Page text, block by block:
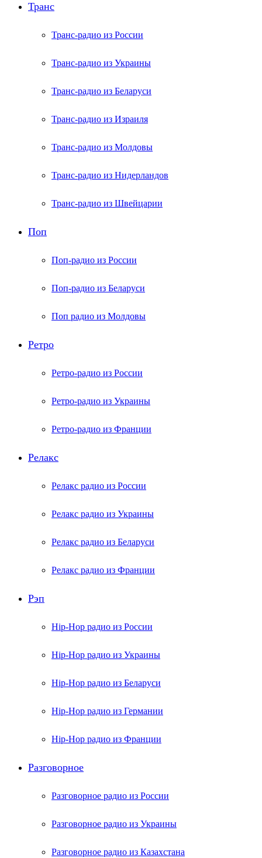
Транс
Транс-радио из России
Транс-радио из Украины
Транс-радио из Беларуси
Транс-радио из Израиля
Транс-радио из Молдовы
Транс-радио из Нидерландов
Транс-радио из Швейцарии
Поп
Поп-радио из России
Поп-радио из Беларуси
Поп радио из Молдовы
Ретро
Ретро-радио из России
Ретро-радио из Украины
Ретро-радио из Франции
Релакс
Релакс радио из России
Релакс радио из Украины
Релакс радио из Беларуси
Релакс радио из Франции
Рэп
Hip-Hop радио из России
Hip-Hop радио из Украины
Hip-Hop радио из Беларуси
Hip-Hop радио из Германии
Hip-Hop радио из Франции
Разговорное
Разговорное радио из России
Разговорное радио из Украины
Разговорное радио из Казахстана